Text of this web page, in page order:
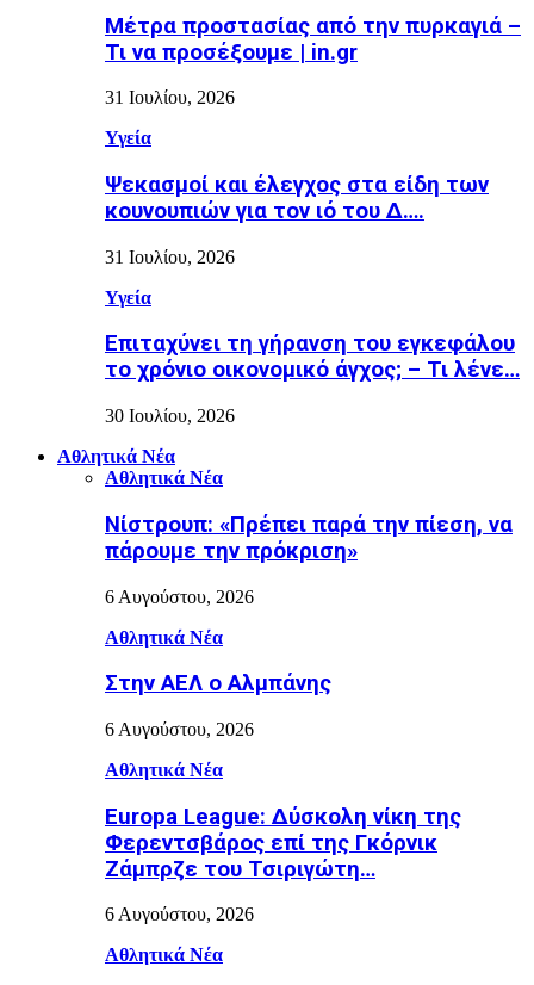
Μέτρα προστασίας από την πυρκαγιά –
Τι να προσέξουμε | in.gr
31 Ιουλίου, 2026
Υγεία
Ψεκασμοί και έλεγχος στα είδη των
κουνουπιών για τον ιό του Δ….
31 Ιουλίου, 2026
Υγεία
Επιταχύνει τη γήρανση του εγκεφάλου
το χρόνιο οικονομικό άγχος; – Τι λένε…
30 Ιουλίου, 2026
Αθλητικά Νέα
Αθλητικά Νέα
Νίστρουπ: «Πρέπει παρά την πίεση, να
πάρουμε την πρόκριση»
6 Αυγούστου, 2026
Αθλητικά Νέα
Στην ΑΕΛ ο Αλμπάνης
6 Αυγούστου, 2026
Αθλητικά Νέα
Europa League: Δύσκολη νίκη της
Φερεντσβάρος επί της Γκόρνικ
Ζάμπρζε του Τσιριγώτη…
6 Αυγούστου, 2026
Αθλητικά Νέα